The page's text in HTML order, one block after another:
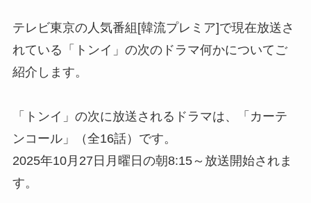
テレビ東京の人気番組[韓流プレミア]で現在放送さ
れている「トンイ」の次のドラマ何かについてご
紹介します。
「トンイ」の次に放送されるドラマは、「カーテ
ンコール」（全16話）です。
2025年10月27日月曜日の朝8:15～放送開始されま
す。